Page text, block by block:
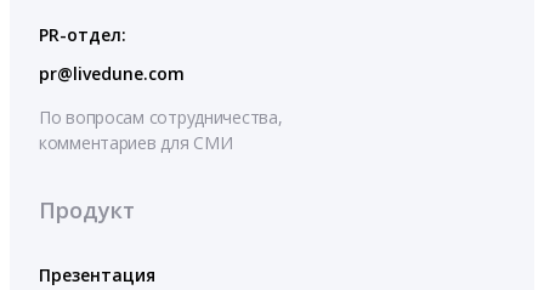
PR-отдел:
pr@livedune.com
По вопросам сотрудничества,
комментариев для СМИ
Продукт
Презентация